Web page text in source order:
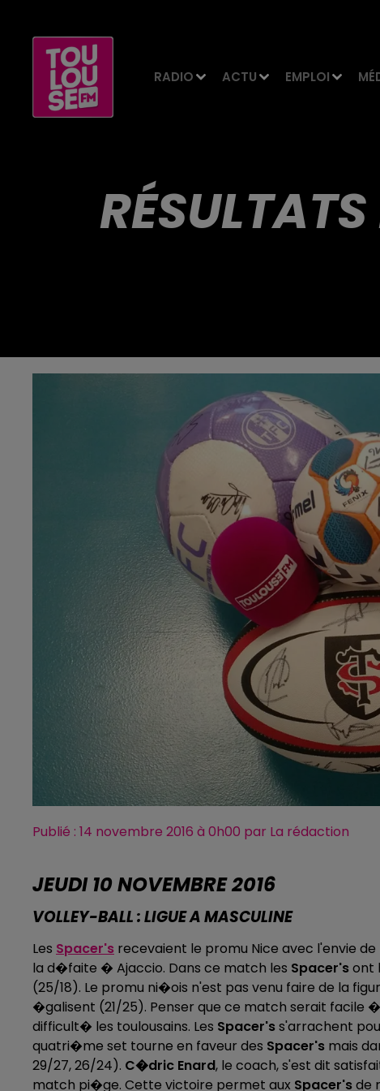
RADIO ACTU EMPLOI
Publié : 14 novembre 2016 à 0h00 par La rédaction
JEUDI 10 NOVEMBRE 2016
VOLLEY-BALL : LIGUE A MASCULINE
Les Spacer's recevaient le promu Nice avec l'envie
la d�faite � Ajaccio. Dans ce match les Spacer'sont
(25/18). Le promu ni�ois n'est pas venu faire de la
�galisent (21/25). Penser que ce match serait facile
difficult� les toulousains. Les Spacer'ss'arrachent
quatri�me set tourne en faveur des Spacer's mais
29/27, 26/24). C�dric Enard, le coach, s'est dit
match pi�ge. Cette victoire permet aux Spacer'sde